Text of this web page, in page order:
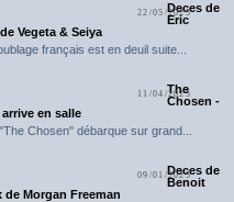
22/05/2025Deces de
Eric
Vegeta & Seiya
français est en deuil suite...
11/04/2025
The
Chosen -
en salle
Chosen" débarque sur grand...
09/01/2025Deces de
Benoit
de Morgan Freeman